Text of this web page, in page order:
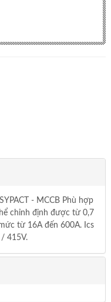
- MCCB Phù hợp
chỉnh định được từ 0,7
từ 16A đến 600A. Ics
/ 415V.